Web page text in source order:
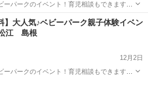
パークのイベント！育児相談もできますよ
いいのに、どうして怒っちゃうんだろう?」 「赤ちゃんと日中遊...
】大人気♪ベビーパーク親子体験イベン
江 島根
12月2日
パークのイベント！育児相談もできますよ